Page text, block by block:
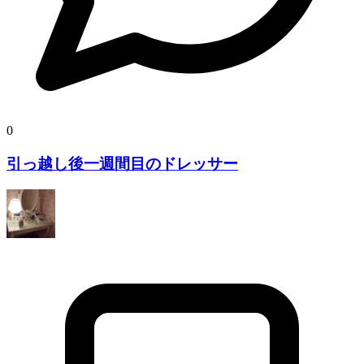
0
引っ越し後一週間目のドレッサー